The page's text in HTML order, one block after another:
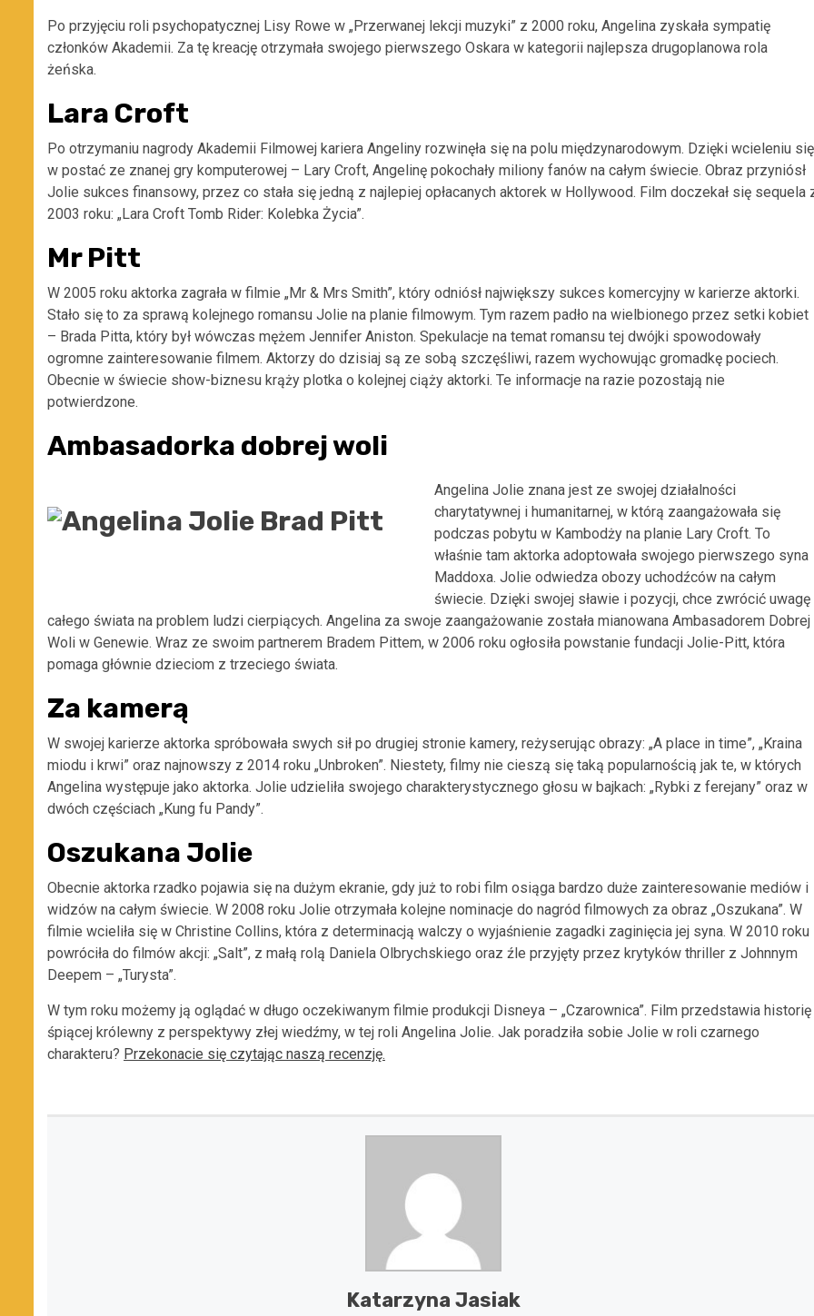
Po przyjęciu roli psychopatycznej Lisy Rowe w „Przerwanej lekcji muzyki” z 2000 roku, Angelina zyskała sympatię
członków Akademii. Za tę kreację otrzymała swojego pierwszego Oskara w kategorii najlepsza drugoplanowa rola
żeńska.
Lara Croft
Po otrzymaniu nagrody Akademii Filmowej kariera Angeliny rozwinęła się na polu międzynarodowym. Dzięki wcieleniu się
w postać ze znanej gry komputerowej – Lary Croft, Angelinę pokochały miliony fanów na całym świecie. Obraz przyniósł
Jolie sukces finansowy, przez co stała się jedną z najlepiej opłacanych aktorek w Hollywood. Film doczekał się sequela
2003 roku: „Lara Croft Tomb Rider: Kolebka Życia”.
Mr Pitt
W 2005 roku aktorka zagrała w filmie „Mr & Mrs Smith”, który odniósł największy sukces komercyjny w karierze aktorki.
Stało się to za sprawą kolejnego romansu Jolie na planie filmowym. Tym razem padło na wielbionego przez setki kobiet
– Brada Pitta, który był wówczas mężem Jennifer Aniston. Spekulacje na temat romansu tej dwójki spowodowały
ogromne zainteresowanie filmem. Aktorzy do dzisiaj są ze sobą szczęśliwi, razem wychowując gromadkę pociech.
Obecnie w świecie show-biznesu krąży plotka o kolejnej ciąży aktorki. Te informacje na razie pozostają nie
potwierdzone.
Ambasadorka dobrej woli
Angelina Jolie znana jest ze swojej działalności
charytatywnej i humanitarnej, w którą zaangażowała się
podczas pobytu w Kambodży na planie Lary Croft. To
właśnie tam aktorka adoptowała swojego pierwszego syna
Maddoxa. Jolie odwiedza obozy uchodźców na całym
świecie. Dzięki swojej sławie i pozycji, chce zwrócić uwagę
całego świata na problem ludzi cierpiących. Angelina za swoje zaangażowanie została mianowana Ambasadorem Dobrej
Woli w Genewie. Wraz ze swoim partnerem Bradem Pittem, w 2006 roku ogłosiła powstanie fundacji Jolie-Pitt, która
pomaga głównie dzieciom z trzeciego świata.
Za kamerą
W swojej karierze aktorka spróbowała swych sił po drugiej stronie kamery, reżyserując obrazy: „A place in time”, „Kraina
miodu i krwi” oraz najnowszy z 2014 roku „Unbroken”. Niestety, filmy nie cieszą się taką popularnością jak te, w których
Angelina występuje jako aktorka. Jolie udzieliła swojego charakterystycznego głosu w bajkach: „Rybki z ferejany” oraz w
dwóch częściach „Kung fu Pandy”.
Oszukana Jolie
Obecnie aktorka rzadko pojawia się na dużym ekranie, gdy już to robi film osiąga bardzo duże zainteresowanie mediów i
widzów na całym świecie. W 2008 roku Jolie otrzymała kolejne nominacje do nagród filmowych za obraz „Oszukana”. W
filmie wcieliła się w Christine Collins, która z determinacją walczy o wyjaśnienie zagadki zaginięcia jej syna. W 2010 roku
powróciła do filmów akcji: „Salt”, z małą rolą Daniela Olbrychskiego oraz źle przyjęty przez krytyków thriller z Johnnym
Deepem – „Turysta”.
W tym roku możemy ją oglądać w długo oczekiwanym filmie produkcji Disneya – „Czarownica”. Film przedstawia historię
śpiącej królewny z perspektywy złej wiedźmy, w tej roli Angelina Jolie. Jak poradziła sobie Jolie w roli czarnego
charakteru? Przekonacie się czytając naszą recenzję.
Katarzyna Jasiak